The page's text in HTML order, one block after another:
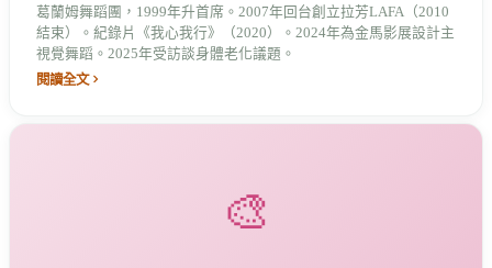
葛蘭姆舞蹈團，1999年升首席。2007年回台創立拉芳LAFA（2010
結束）。紀錄片《我心我行》（2020）。2024年為金馬影展設計主
視覺舞蹈。2025年受訪談身體老化議題。
閱讀全文
🎨